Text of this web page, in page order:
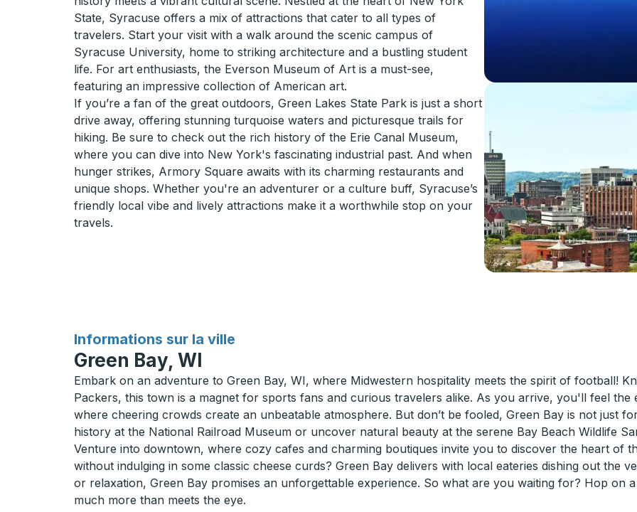
State, Syracuse offers a mix of attractions that cater to all types of
travelers. Start your visit with a walk around the scenic campus of
Syracuse University, home to striking architecture and a bustling student
life. For art enthusiasts, the Everson Museum of Art is a must-see,
featuring an impressive collection of American art.
If you’re a fan of the great outdoors, Green Lakes State Park is just a short
drive away, offering stunning turquoise waters and picturesque trails for
hiking. Be sure to check out the rich history of the Erie Canal Museum,
where you can dive into New York's fascinating industrial past. And when
hunger strikes, Armory Square awaits with its charming restaurants and
unique shops. Whether you're an adventurer or a culture buff, Syracuse’s
friendly local vibe and lively attractions make it a worthwhile stop on your
travels.
Informations sur la ville
pour
Green Bay, WI
Embark on an adventure to Green Bay, WI, where Midwestern hospitality meets the spirit of football!
Packers, this town is a magnet for sports fans and curious travelers alike. As you arrive, you'll feel the
where cheering crowds create an unbeatable atmosphere. But don’t be fooled, Green Bay is not just
history at the National Railroad Museum or uncover natural beauty at the serene Bay Beach Wildlife
Venture into downtown, where cozy cafes and charming boutiques invite you to discover the heart of
without indulging in some classic cheese curds? Green Bay delivers with local eateries dishing out the
or relaxation, Green Bay promises an unforgettable experience. So what are you waiting for? Hop on
much more than meets the eye.